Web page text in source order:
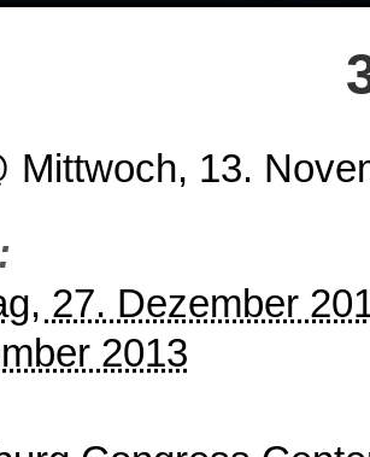
Mittwoch, 13.
27. Dezember
2013